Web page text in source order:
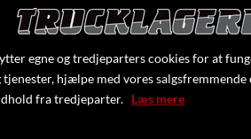
egne og tredjeparters cookies for at
hjælpe med vores
fra tredjeparter. Læs mere